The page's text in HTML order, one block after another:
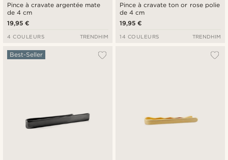
Pince à cravate argentée mate
de 4 cm
19,95 €
4 COULEURS TRENDHIM
Pince à cravate ton or rose polie
de 4 cm
19,95 €
14 COULEURS TRENDHIM
Best-Seller